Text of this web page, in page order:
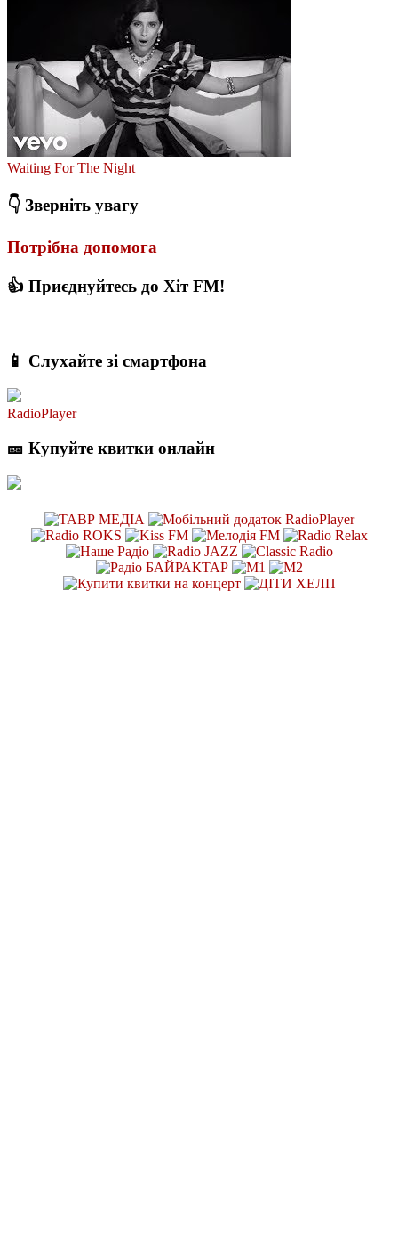
Waiting For The Night
👇 Зверніть увагу
Потрібна допомога
👍 Приєднуйтесь до Хіт FM!
📱 Слухайте зі смартфона
RadioPlayer
🎫 Купуйте квитки онлайн